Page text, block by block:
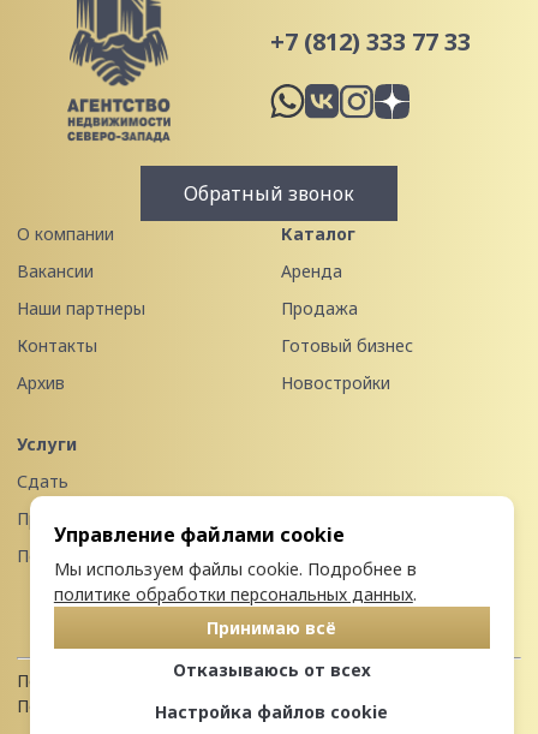
+7 (812) 333 77 33
Обратный звонок
О компании
Вакансии
Наши партнеры
Контакты
Архив
Каталог
Аренда
Продажа
Готовый бизнес
Новостройки
Услуги
Сдать
Продать
Передать в управление
Политика конфиденциальности
Пользовательское соглашение
Управление файлами cookie
Мы используем файлы cookie. Подробнее в
политике обработки персональных данных.
Принимаю всё
Отказываюсь от всех
Настройка файлов cookie